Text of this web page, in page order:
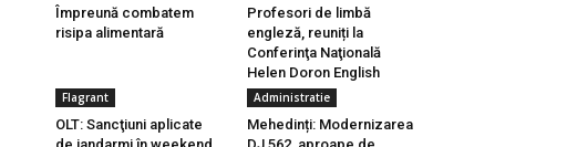
Împreună combatem
risipa alimentară
Profesori de limbă
engleză, reuniți la
Conferinţa Naţională
Helen Doron English
Flagrant
OLT: Sancţiuni aplicate
Administratie
Mehedinți: Modernizarea